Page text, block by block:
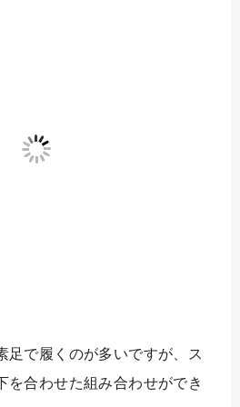
足で履くのが多いですが、ス
を合わせた組み合わせができ